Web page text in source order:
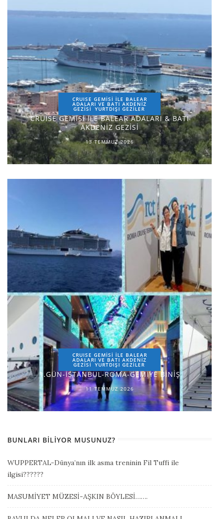
CRUISE GEMİSİ İLE BALEAR
ADALARI VE BATI AKDENİZ
GEZİSİ YURTDIŞI GEZILER
CRUISE GEMİSİ İLE BALEAR ADALARI & BATI
AKDENİZ GEZİSİ
13 TEMMUZ 2026
CRUISE GEMİSİ İLE BALEAR
ADALARI VE BATI AKDENİZ
GEZİSİ YURTDIŞI GEZILER
1.GÜN-İSTANBUL-ROMA-GEMİYE BİNİŞ
11 TEMMUZ 2026
BUNLARI BILIYOR MUSUNUZ?
WUPPERTAL-Dünya’nın ilk asma treninin Fil Tuffi ile
ilgisi??????
MASUMİYET MÜZESİ-AŞKIN BÖYLESİ…….